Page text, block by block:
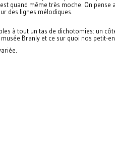
quand même très moche. On
des lignes mélodiques.
à tout un tas de dichotomies: un
Branly et ce sur quoi nos petit-